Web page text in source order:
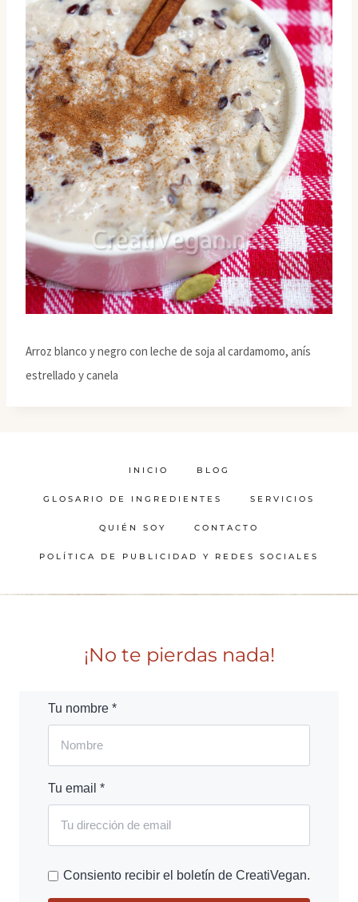
Arroz blanco y negro con leche de soja al cardamomo, anís
estrellado y canela
INICIO BLOG
GLOSARIO DE INGREDIENTES SERVICIOS
QUIÉN SOY CONTACTO
POLÍTICA DE PUBLICIDAD Y REDES SOCIALES
¡No te pierdas nada!
Tu nombre *
Tu email *
Consiento recibir el boletín de CreatiVegan.